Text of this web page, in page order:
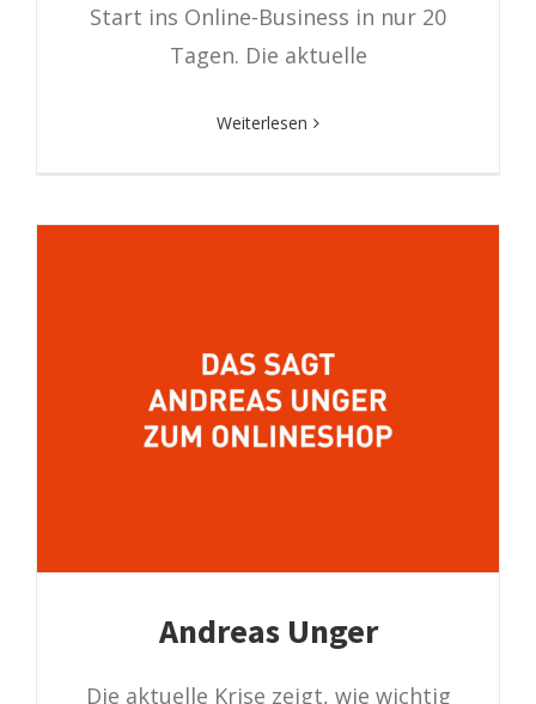
Start ins Online-Business in nur 20
Tagen. Die aktuelle
Weiterlesen
Andreas Unger
Die aktuelle Krise zeigt, wie wichtig